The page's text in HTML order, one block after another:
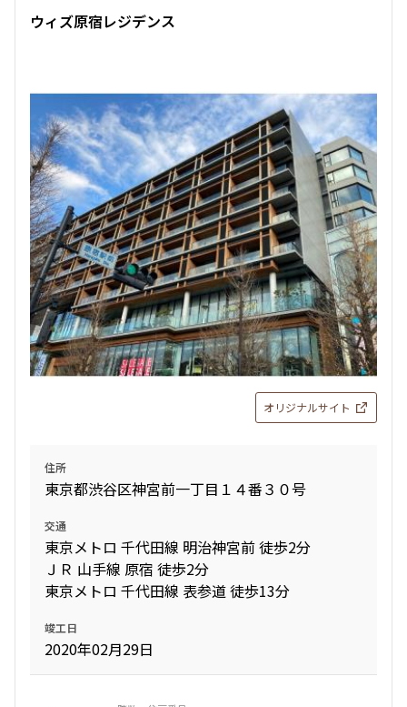
ウィズ原宿レジデンス
オリジナルサイト
住所
東京都渋谷区神宮前一丁目１４番３０号
交通
東京メトロ 千代田線 明治神宮前 徒歩2分
ＪＲ 山手線 原宿 徒歩2分
東京メトロ 千代田線 表参道 徒歩13分
竣工日
2020年02月29日